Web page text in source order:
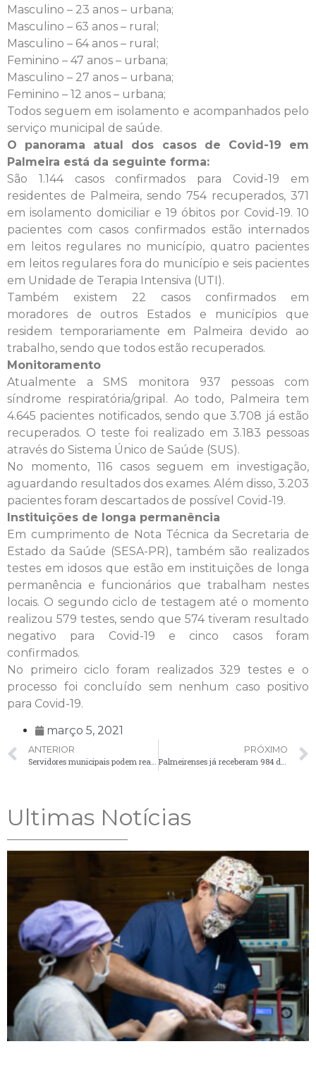
Masculino – 23 anos – urbana;
Masculino – 63 anos – rural;
Masculino – 64 anos – rural;
Feminino – 47 anos – urbana;
Masculino – 27 anos – urbana;
Feminino – 12 anos – urbana;
Todos seguem em isolamento e acompanhados pelo
serviço municipal de saúde.
O panorama atual dos casos de Covid-19 em
Palmeira está da seguinte forma:
São 1.144 casos confirmados para Covid-19 em
residentes de Palmeira, sendo 754 recuperados, 371
em isolamento domiciliar e 19 óbitos por Covid-19. 10
pacientes com casos confirmados estão internados
em leitos regulares no município, quatro pacientes
em leitos regulares fora do município e seis pacientes
em Unidade de Terapia Intensiva (UTI).
Também existem 22 casos confirmados em
moradores de outros Estados e municípios que
residem temporariamente em Palmeira devido ao
trabalho, sendo que todos estão recuperados.
Monitoramento
Atualmente a SMS monitora 937 pessoas com
síndrome respiratória/gripal. Ao todo, Palmeira tem
4.645 pacientes notificados, sendo que 3.708 já estão
recuperados. O teste foi realizado em 3.183 pessoas
através do Sistema Único de Saúde (SUS).
No momento, 116 casos seguem em investigação,
aguardando resultados dos exames. Além disso, 3.203
pacientes foram descartados de possível Covid-19.
Instituições de longa permanência
Em cumprimento de Nota Técnica da Secretaria de
Estado da Saúde (SESA-PR), também são realizados
testes em idosos que estão em instituições de longa
permanência e funcionários que trabalham nestes
locais. O segundo ciclo de testagem até o momento
realizou 579 testes, sendo que 574 tiveram resultado
negativo para Covid-19 e cinco casos foram
confirmados.
No primeiro ciclo foram realizados 329 testes e o
processo foi concluído sem nenhum caso positivo
para Covid-19.
março 5, 2021
ANTERIOR
Servidores municipais podem realizar virtualmente a entrega de atestados de Covid-19
PRÓXIMO
Palmeirenses já receberam 984 doses de vacina contra a Covid-19
Ultimas Notícias